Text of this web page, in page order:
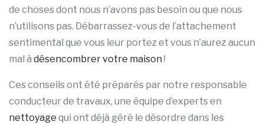
de choses dont nous n’avons pas besoin ou que nous
n’utilisons pas. Débarrassez-vous de l’attachement
sentimental que vous leur portez et vous n’aurez aucun
mal à désencombrer votre maison !
Ces conseils ont été préparés par notre responsable
conducteur de travaux, une équipe d’experts en
nettoyage qui ont déjà géré le désordre dans les